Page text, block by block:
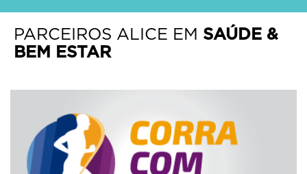
PARCEIROS ALICE EM SAÚDE &
BEM ESTAR